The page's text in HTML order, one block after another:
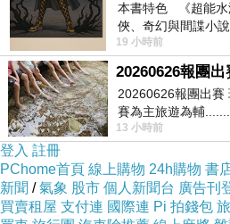
商品
http://
ail.jsp?
puad&oid=1&osm=league
本書特色 《超能水
俠、奇幻與間諜小
滸》系列第四部變幻
19 小時前
20260626報團出
20260626報團出賽
賽為主旅遊為輔
支............ 賽前旅遊
13 小時前
登入 註冊
PChome首頁 線上購物 24h購物 書
新聞 /氣象 股市 個人新聞台 廣告刊
買賣租屋 支付連 國際連 Pi 拍錢包